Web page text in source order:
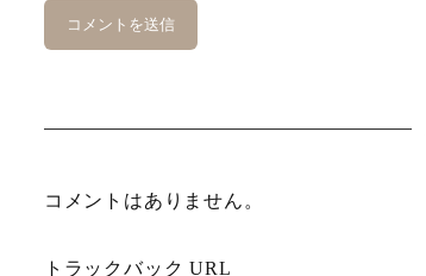
コメントはありません。
トラックバック URL